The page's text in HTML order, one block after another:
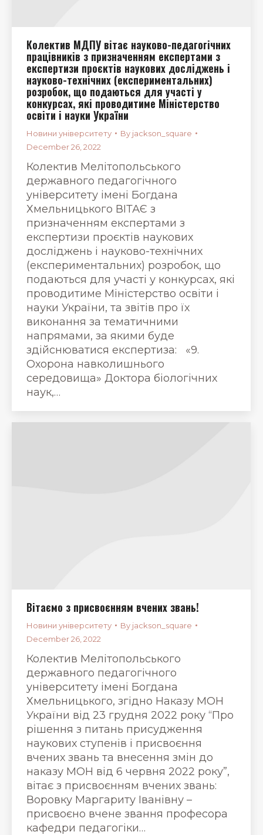
Колектив МДПУ вітає науково-педагогічних
працівників з призначенням експертами з
експертизи проєктів наукових досліджень і
науково-технічних (експериментальних)
розробок, що подаються для участі у
конкурсах, які проводитиме Міністерство
освіти і науки України
Новини університету By jackson_square
December 26, 2022
Колектив Мелітопольського
державного педагогічного
університету імені Богдана
Хмельницького ВІТАЄ з
призначенням експертами з
експертизи проєктів наукових
досліджень і науково-технічних
(експериментальних) розробок, що
подаються для участі у конкурсах, які
проводитиме Міністерство освіти і
науки України, та звітів про їх
виконання за тематичними
напрямами, за якими буде
здійснюватися експертиза: «9.
Охорона навколишнього
середовища» Доктора біологічних
наук,…
Вітаємо з присвоєнням вчених звань!
Новини університету By jackson_square
December 26, 2022
Колектив Мелітопольського
державного педагогічного
університету імені Богдана
Хмельницького, згідно Наказу МОН
України від 23 грудня 2022 року “Про
рішення з питань присудження
наукових ступенів і присвоєння
вчених звань та внесення змін до
наказу МОН від 6 червня 2022 року”,
вітає з присвоєнням вчених звань:
Воровку Маргариту Іванівну –
присвоєно вчене звання професора
кафедри педагогіки…